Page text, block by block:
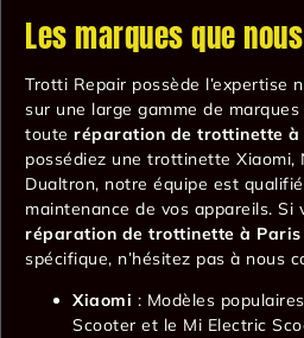
Les marques que
Trotti Repair possède l’expertise
sur une large gamme de
toute réparation de trottinette à
possédiez une trottinette Xiaomi,
Dualtron, notre équipe est
maintenance de vos appareils. Si
réparation de trottinette à Paris
spécifique, n’hésitez pas à nous
Xiaomi : Modèles
Scooter et le Mi Electric